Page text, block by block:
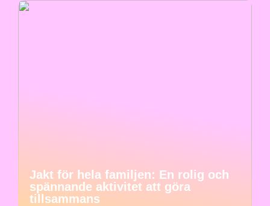
Jakt för hela familjen: En rolig och
spännande aktivitet att göra
tillsammans